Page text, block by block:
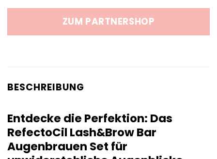
war:
142,00 €
ist:
177,31 €.
ZUM PARTNERSHOP
BESCHREIBUNG
Entdecke die Perfektion: Das
RefectoCil Lash&Brow Bar
Augenbrauen Set für